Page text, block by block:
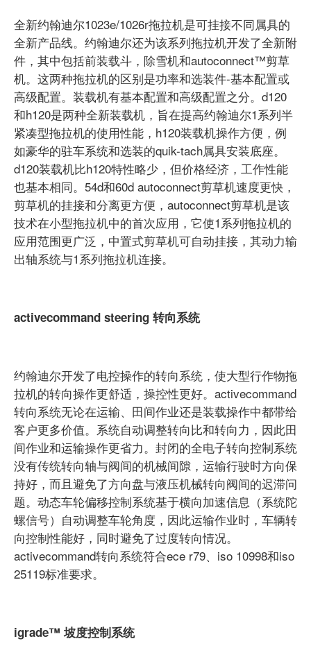
全新约翰迪尔1023e/1026r拖拉机是可挂接不同属具的
全新产品线。约翰迪尔还为该系列拖拉机开发了全新附
件，其中包括前装载斗，除雪机和autoconnect™剪草
机。这两种拖拉机的区别是功率和选装件-基本配置或
高级配置。装载机有基本配置和高级配置之分。d120
和h120是两种全新装载机，旨在提高约翰迪尔1系列半
紧凑型拖拉机的使用性能，h120装载机操作方便，例
如豪华的驻车系统和选装的quik-tach属具安装底座。
d120装载机比h120特性略少，但价格经济，工作性能
也基本相同。54d和60d autoconnect剪草机速度更快，
剪草机的挂接和分离更方便，autoconnect剪草机是该
技术在小型拖拉机中的首次应用，它使1系列拖拉机的
应用范围更广泛，中置式剪草机可自动挂接，其动力输
出轴系统与1系列拖拉机连接。
activecommand steering 转向系统
约翰迪尔开发了电控操作的转向系统，使大型行作物拖
拉机的转向操作更舒适，操控性更好。activecommand
转向系统无论在运输、田间作业还是装载操作中都带给
客户更多价值。系统自动调整转向比和转向力，因此田
间作业和运输操作更省力。封闭的全电子转向控制系统
没有传统转向轴与阀间的机械间隙，运输行驶时方向保
持好，而且避免了方向盘与液压机械转向阀间的迟滞问
题。动态车轮偏移控制系统基于横向加速信息（系统陀
螺信号）自动调整车轮角度，因此运输作业时，车辆转
向控制性能好，同时避免了过度转向情况。
activecommand转向系统符合ece r79、iso 10998和iso
25119标准要求。
igrade™ 坡度控制系统